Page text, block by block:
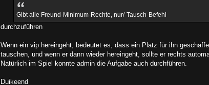
Gibt alle Freund-Minimum-Rechte, nur/-Tausch-Befehl
durchzuführen
Wenn ein vip hereingeht, bedeutet es, dass ein Platz für ihn
tauschen, und wenn er dann wieder hereingeht, sollte er rechts
Natürlich im Spiel konnte admin die Aufgabe auch durchführen.
Duikeend